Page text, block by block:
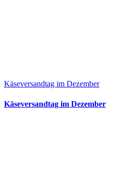
Käseversandtag im Dezember
Käseversandtag im Dezember